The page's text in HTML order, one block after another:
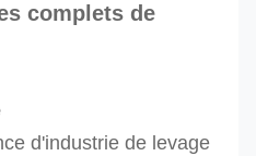
complets de
d'industrie de levage